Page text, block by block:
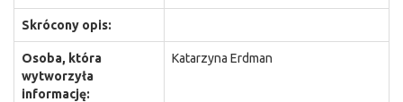
Skrócony opis:
Osoba, która
wytworzyła
informację:
Katarzyna Erdman